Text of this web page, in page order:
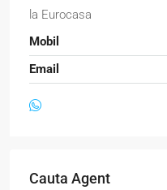
la Eurocasa
Mobil
Email
Cauta Agent